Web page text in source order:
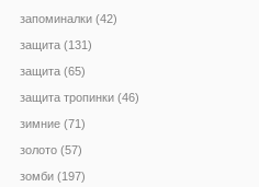
запоминалки (42)
защита (131)
защита (65)
защита тропинки (46)
зимние (71)
золото (57)
зомби (197)